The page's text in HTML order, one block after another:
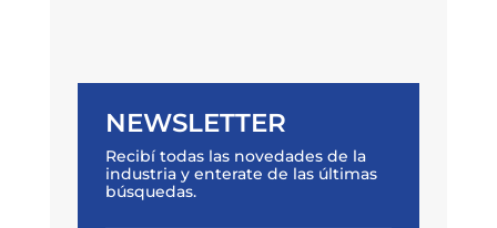
NEWSLETTER
Recibí todas las novedades de la
industria y enterate de las últimas
búsquedas.